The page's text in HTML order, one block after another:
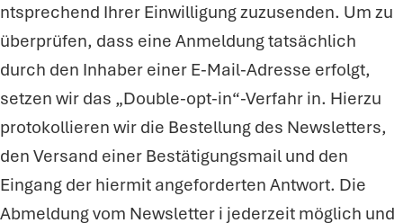
ntsprechend Ihrer Einwilligung zuzusenden. Um zu
überprüfen, dass eine Anmeldung tatsächlich
durch den Inhaber einer E-Mail-Adresse erfolgt,
setzen wir das „Double-opt-in“-Verfahr in. Hierzu
protokollieren wir die Bestellung des Newsletters,
den Versand einer Bestätigungsmail und den
Eingang der hiermit angeforderten Antwort. Die
Abmeldung vom Newsletter i jederzeit möglich und